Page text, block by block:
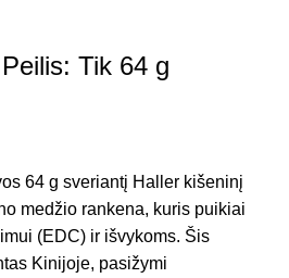
Tik 64 g
64 g sveriantį Haller kišeninį
medžio rankena, kuris puikiai
(EDC) ir išvykoms. Šis
Kinijoje, pasižymi